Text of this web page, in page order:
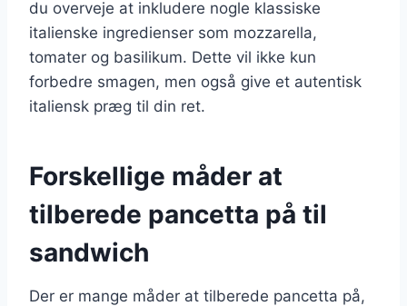
du overveje at inkludere nogle klassiske
italienske ingredienser som mozzarella,
tomater og basilikum. Dette vil ikke kun
forbedre smagen, men også give et autentisk
italiensk præg til din ret.
Forskellige måder at
tilberede pancetta på til
sandwich
Der er mange måder at tilberede pancetta på,